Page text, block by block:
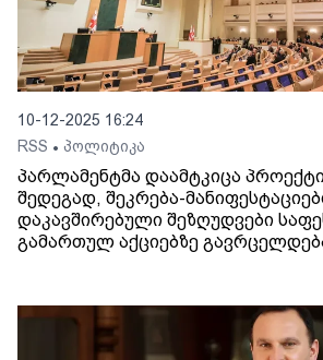
10-12-2025 16:24
RSS • პოლიტიკა
პარლამენტმა დაამტკიცა
შედეგად, შეკრება-
დაკავშირებული შეზღუდვები
გამართულ აქციებზე